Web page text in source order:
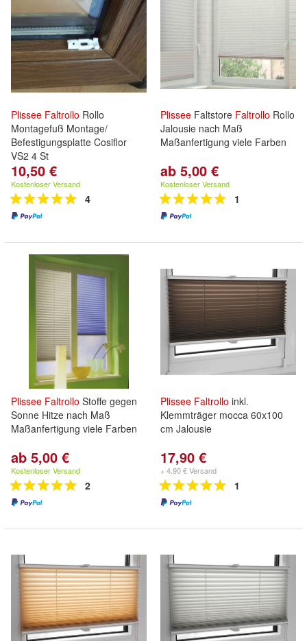
Plissee Faltrollo Rollo
Montagefuß Montage/
Befestigungsplatte Cosiflor
VS2 4 St
10,50 €
Kostenloser Versand
4
Plissee Faltstore Faltrollo Rollo
Jalousie nach Maß
Maßanfertigung viele Farben
ab 5,00 €
Kostenloser Versand
1
Plissee Faltrollo Stoffe gegen
Sonne Hitze nach Maß
Maßanfertigung viele Farben
ab 5,00 €
Kostenloser Versand
2
Plissee Faltrollo inkl.
Klemmträger mocca 60x100
cm Jalousie
17,90 €
+ 4,90 € Versand
1